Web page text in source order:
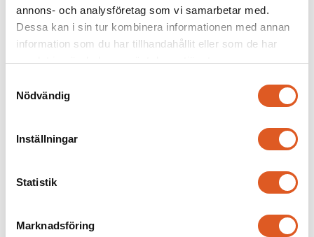
annons- och analysföretag som vi samarbetar med.
Dessa kan i sin tur kombinera informationen med annan
information som du har tillhandahållit eller som de har
samlat in när du har använt deras tjänster.
Nödvändig
Inställningar
Statistik
Marknadsföring